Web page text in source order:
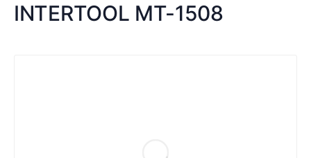
INTERTOOL MT-1508